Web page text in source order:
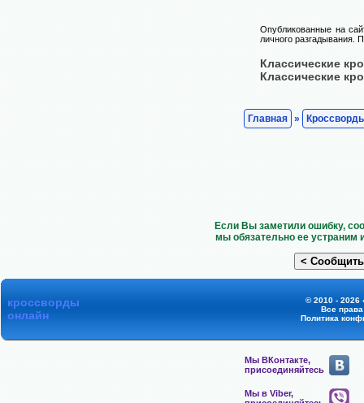
Опубликованные на
личного разгадывания.
Классические
Классические
Главная »
Если Вы заметили ошибку,
мы обязательно ее устраним
кроссворды
онлайн
© 2010 - 2026
Все
Политика
Мы ВКонтакте,
присоединяйтесь
Мы в Viber,